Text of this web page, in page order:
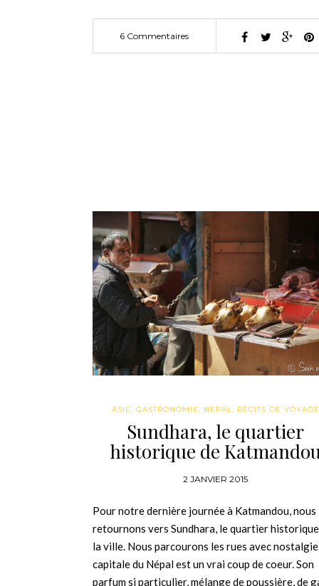
6 Commentaires
ASIE, GASTRONOMIE, NEPAL, RÉCITS DE VOYAGE
Sundhara, le quartier
historique de
2 JANVIER 2015
Pour notre dernière journée à Katmandou, nous
retournons vers Sundhara, le quartier
la ville. Nous parcourons les rues avec
capitale du Népal est un vrai coup de coeur. Son
parfum si particulier, mélange de poussière, de